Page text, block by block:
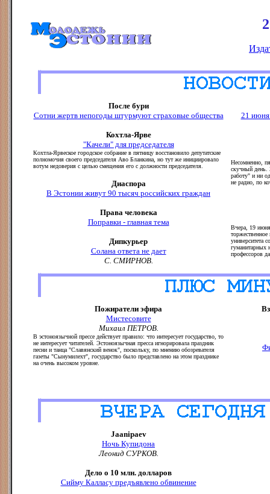
После бури
Сотни жертв непогоды штурмуют страховые общества
Кохтла-Ярве
"Качели" для председателя
Кохтла-Ярвеское городское собрание в пятницу восстановило депутатские
полномочия своего председателя Аво Бланкина, но тут же инициировало
вотум недоверия с целью смещения его с должности председателя.
Диаспора
В Эстонии живут 90 тысяч российских граждан
Права человека
Поправки - главная тема
Дипкурьер
Солана ответа не дает
С. СМИРНОВ.
21 июня
Несомненно,
скучный день.
работу" и ни
не радио, по
Вчера, 19
университета
гуманитарных
профессоров
Пожиратели эфира
Мистесовите
Михаил ПЕТРОВ.
В эстоноязычной прессе действует правило: что интересует государство, то
не интересует читателей. Эстоноязычная пресса игнорировала праздник
песни и танца "Славянский венок", поскольку, по мнению обозревателя
газеты "Сынумилехт", государство было представлено на этом празднике
на очень высоком уровне.
Jaanipaev
Ночь Купидона
Леонид СУРКОВ.
Дело о 10 млн. долларов
Сийму Калласу предъявлено обвинение